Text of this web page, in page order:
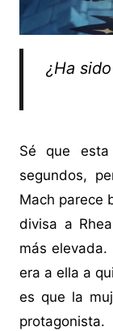
¿Ha
Sé que
segundos,
Mach parece
divisa a
más elevada.
era a ella a
es que la
protagonista.